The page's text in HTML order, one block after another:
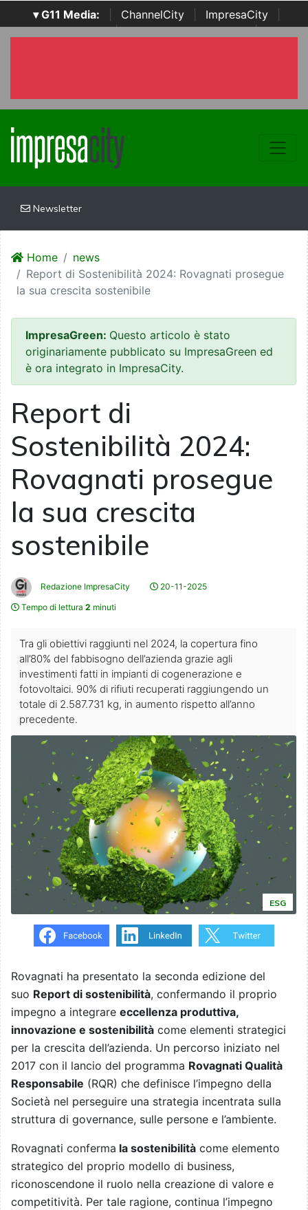
▾ G11 Media: ChannelCity ImpresaCity
SecurityOpenLab | Italian Channel Awards | Italian
Newsletter
Home
news
Report di Sostenibilità 2024: Rovagnati prosegue
la sua crescita sostenibile
ImpresaGreen: Questo articolo è stato
originariamente pubblicato su ImpresaGreen ed
è ora integrato in ImpresaCity.
Report di
Sostenibilità 2024:
Rovagnati prosegue
la sua crescita
sostenibile
Redazione ImpresaCity
20-11-2025
Tempo di lettura 2 minuti
Tra gli obiettivi raggiunti nel 2024, la copertura fino
all’80% del fabbisogno dell’azienda grazie agli
investimenti fatti in impianti di cogenerazione e
fotovoltaici. 90% di rifiuti recuperati raggiungendo un
totale di 2.587.731 kg, in aumento rispetto all’anno
precedente.
ESG
Rovagnati ha presentato la seconda edizione del
suo Report di sostenibilità, confermando il proprio
impegno a integrare eccellenza produttiva,
innovazione e sostenibilità come elementi strategici
per la crescita dell’azienda. Un percorso iniziato nel
2017 con il lancio del programma Rovagnati Qualità
Responsabile (RQR) che definisce l’impegno della
Società nel perseguire una strategia incentrata sulla
struttura di governance, sulle persone e l’ambiente.
Rovagnati conferma la sostenibilità come elemento
strategico del proprio modello di business,
riconoscendone il ruolo nella creazione di valore e
competitività. Per tale ragione, continua l’impegno